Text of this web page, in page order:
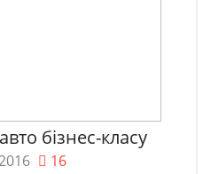
бізнес-класу
16